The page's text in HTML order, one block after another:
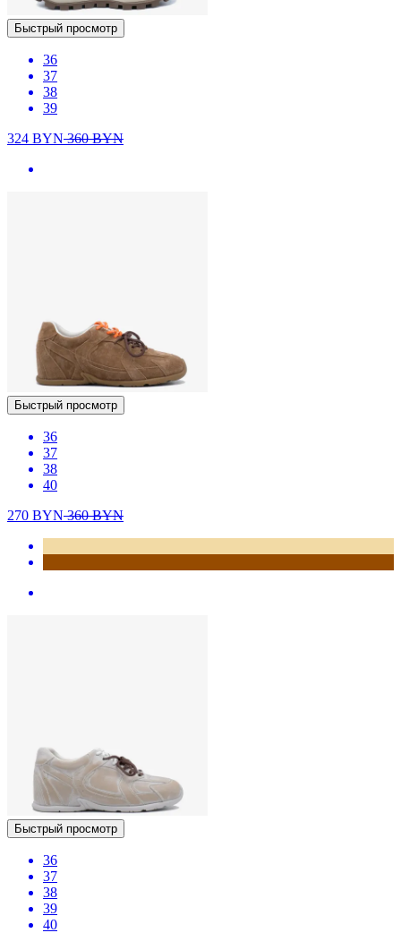
Быстрый просмотр
36
37
38
39
324 BYN360BYN
Быстрый просмотр
36
37
38
40
270 BYN360BYN
Быстрый просмотр
36
37
38
39
40